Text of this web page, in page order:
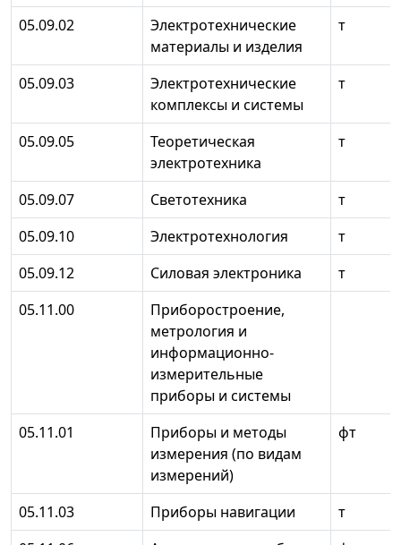
05.09.02
Электротехнические
материалы и изделия
т
05.09.03
Электротехнические
комплексы и системы
т
05.09.05
Теоретическая
электротехника
т
05.09.07 Светотехника
т
05.09.10
Электротехнология
т
05.09.12
Силовая электроника
т
05.11.00
Приборостроение,
метрология и
информационно-
измерительные
приборы и системы
05.11.01
Приборы и методы
измерения (по видам
измерений)
фт
05.11.03 Приборы навигации
т